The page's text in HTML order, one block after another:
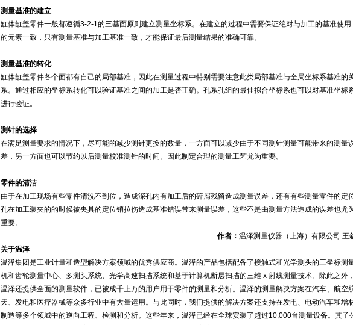
测量基准的建立
缸体缸盖零件一般都遵循3-2-1的三基面原则建立测量坐标系。在建立的过程中需要保证绝对与加工的基准使用
的元素一致，只有测量基准与加工基准一致，才能保证最后测量结果的准确可靠。
测量基准的转化
缸体缸盖零件各个面都有自己的局部基准，因此在测量过程中特别需要注意此类局部基准与全局坐标系基准的
系。通过相应的坐标系转化可以验证基准之间的加工是否正确。孔系孔组的最佳拟合坐标系也可以对基准坐标
进行验证。
测针的选择
在满足测量要求的情况下，尽可能的减少测针更换的数量，一方面可以减少由于不同测针测量可能带来的测量
差，另一方面也可以节约以后测量校准测针的时间。因此制定合理的测量工艺尤为重要。
零件的清洁
由于在加工现场有些零件清洗不到位，造成深孔内有加工后的碎屑残留造成测量误差，还有有些测量零件的定
孔在加工装夹的的时候被夹具的定位销拉伤造成基准错误带来测量误差，这些不是由测量方法造成的误差也尤
重要。
作者： 温泽测量仪器（上海）有限公司 王
关于温泽
温泽集团是工业计量和造型解决方案领域的优秀供应商。温泽的产品包括配备了接触式和光学测头的三坐标测
机和齿轮测量中心、多测头系统、光学高速扫描系统和基于计算机断层扫描的三维 x 射线测量技术。除此之外，
温泽还提供全面的测量软件，已被成千上万的用户用于零件的测量和分析。温泽的测量解决方案在汽车、航空
天、发电和医疗器械等众多行业中有大量运用。与此同时，我们提供的解决方案还支持在发电、电动汽车和增
制造等多个领域中的逆向工程、检测和分析。这些年来，温泽已经在全球安装了超过10,000台测量设备。其子